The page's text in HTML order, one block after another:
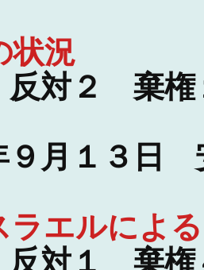
状況
対２ 棄権
９月１３日
ラエルによ
対１ 棄権